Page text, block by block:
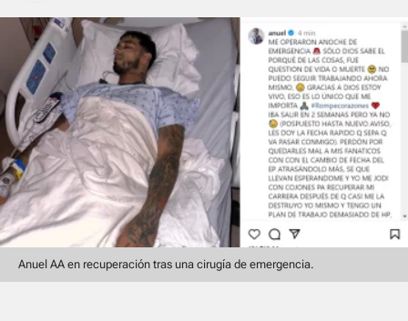
Anuel AA en recuperación tras una cirugía de emergencia.